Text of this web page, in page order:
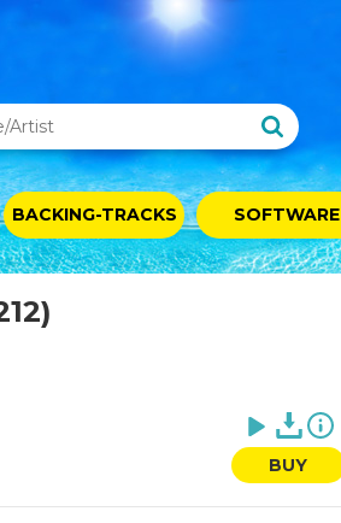
BACKING-TRACKS SOFTWARE
BUY